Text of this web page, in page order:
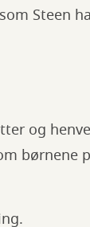
Steen
og
børnene